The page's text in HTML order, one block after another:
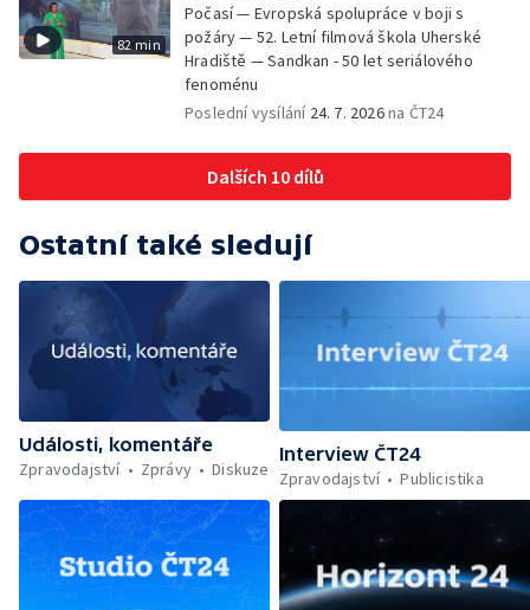
82 min
Počasí — Evropská spolupráce v boji s
požáry — 52. Letní filmová škola Uherské
Hradiště — Sandkan - 50 let seriálového
fenoménu
Poslední vysílání 24. 7. 2026na ČT24
Dalších 10 dílů
Ostatní také sledují
Události, komentáře
Zpravodajství
Zprávy Diskuze
Interview ČT24
Zpravodajství
Publicistika